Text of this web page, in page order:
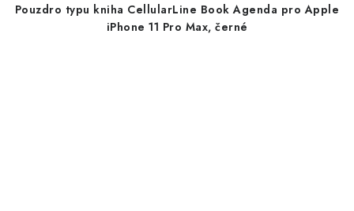
Pouzdro typu kniha CellularLine Book Agenda pro Apple
iPhone 11 Pro Max, černé